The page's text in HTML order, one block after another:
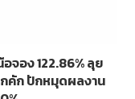
จอง 122.86% ลุย
คัก ปักหมุดผลงาน